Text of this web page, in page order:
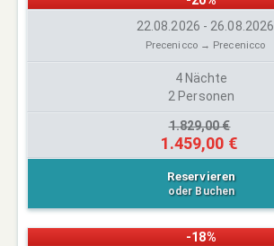
22.08.2026 - 26.08.2026
Precenicco → Precenicco
4 Nächte
2 Personen
1.829,00 €
1.459,00 €
Reservieren
oder Buchen
-18%